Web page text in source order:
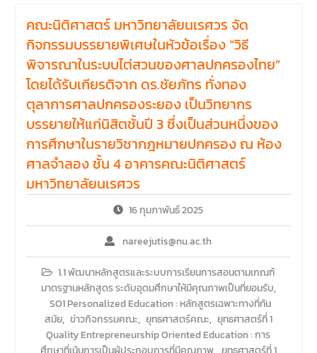
ญรัตน์ โชคบันดาลชัย คณบดี
คณะนิติศาสตร์ ให้เกียรติเป็น
ประธานในพิธีเปิด พร้อมกล่าว
ต้อนรับและให้โอวาทแก่นิสิตใหม่
มีวัตถุประสงค์เพื่อให้ผู้ปกครอง
และนิสิตได้ทราบถึงนโยบาย
ด้านการเรียนการสอนของคณะ
นิติศาสตร์
คณะนิติศาสตร์ มหาวิทยาลัยนเรศวร จัด
กิจกรรมบรรยายพิเศษในหัวข้อเรื่อง “วิธี
พิจารณาในระบบไต่สวนของศาลปกครองไทย”
โดยได้รับเกียรติจาก ดร.ชัยภัทร ทั่งทอง
ตุลาการศาลปกครองระยอง เป็นวิทยากร
บรรยายให้แก่นิสิตชั้นปี 3 ซึ่งเป็นส่วนหนึ่งของ
การศึกษาในรายวิชากฎหมายปกครอง ณ ห้อง
ศาลจำลอง ชั้น 4 อาคารคณะนิติศาสตร์
มหาวิทยาลัยนเรศวร
16 กุมภาพันธ์ 2025
nareejutis@nu.ac.th
1.1 พัฒนาหลักสูตรและระบบการเรียนการสอนตามเกณฑ์
มาตรฐานหลักสูตร ระดับอุดมศึกษาให้มีคุณภาพเป็นที่ยอมรับ,
SO1 Personalized Education : หลักสูตรเฉพาะทางที่ทัน
สมัย, ข่าวกิจกรรมคณะ, ยุทธศาสตร์คณะ, ยุทธศาสตร์ที่ 1
Quality Entrepreneurship Oriented Education : การ